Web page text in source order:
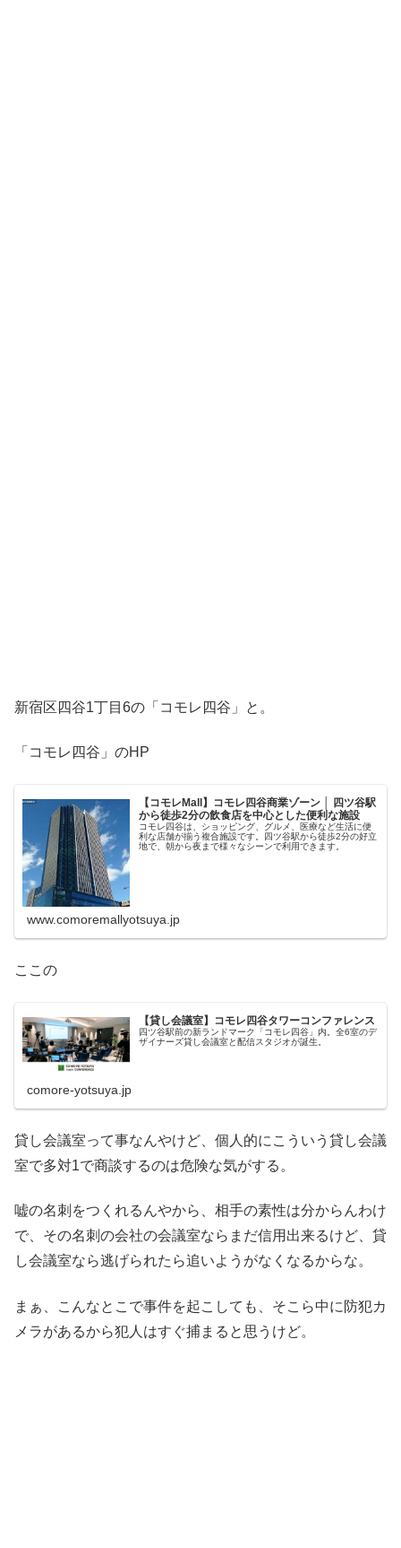
新宿区四谷1丁目6の「コモレ四谷」と。
「コモレ四谷」のHP
【コモレMall】コモレ四谷商業ゾーン │ 四ツ谷駅
から徒歩2分の飲食店を中心とした便利な施設
コモレ四谷は、ショッピング、グルメ、医療など生活に便
利な店舗が揃う複合施設です。四ツ谷駅から徒歩2分の好立
地で、朝から夜まで様々なシーンで利用できます。
www.comoremallyotsuya.jp
ここの
【貸し会議室】コモレ四谷タワーコンファレンス
四ツ谷駅前の新ランドマーク「コモレ四谷」内。全6室のデ
ザイナーズ貸し会議室と配信スタジオが誕生。
comore-yotsuya.jp
貸し会議室って事なんやけど、個人的にこういう貸し会議
室で多対1で商談するのは危険な気がする。
嘘の名刺をつくれるんやから、相手の素性は分からんわけ
で、その名刺の会社の会議室ならまだ信用出来るけど、貸
し会議室なら逃げられたら追いようがなくなるからな。
まぁ、こんなとこで事件を起こしても、そこら中に防犯カ
メラがあるから犯人はすぐ捕まると思うけど。